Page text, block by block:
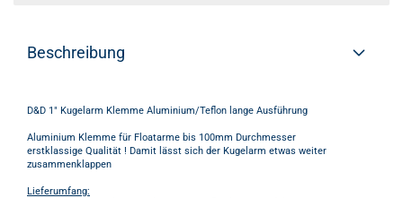
Beschreibung
D&D 1" Kugelarm Klemme Aluminium/Teflon lange Ausführung
Aluminium Klemme für Floatarme bis 100mm Durchmesser
erstklassige Qualität ! Damit lässt sich der Kugelarm etwas weiter
zusammenklappen
Lieferumfang: